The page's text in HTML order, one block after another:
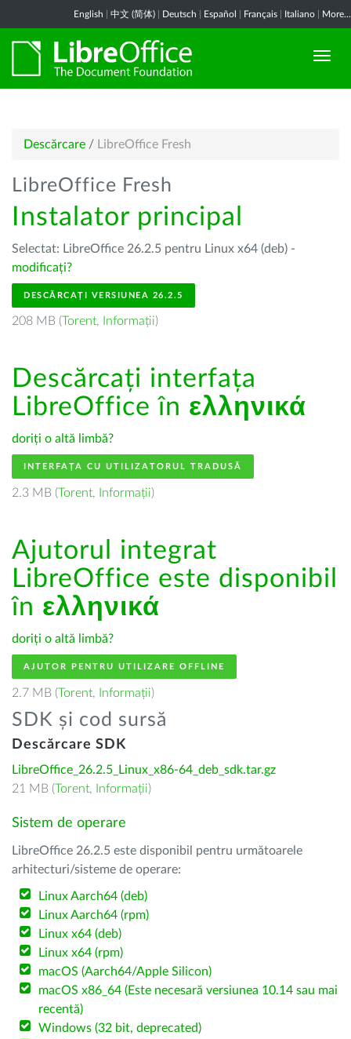
English 中文 (简体) Deutsch Español Français Italiano More...
Descărcare / LibreOffice Fresh
LibreOffice Fresh
Instalator principal
Selectat: LibreOffice 26.2.5 pentru Linux x64 (deb) -
modificați?
DESCĂRCAȚI VERSIUNEA 26.2.5
208 MB (Torent, Informații)
Descărcați interfața
LibreOffice în ελληνικά
doriți o altă limbă?
INTERFAȚA CU UTILIZATORUL TRADUSĂ
2.3 MB (Torent, Informații)
Ajutorul integrat
LibreOffice este disponibil
în ελληνικά
doriți o altă limbă?
AJUTOR PENTRU UTILIZARE OFFLINE
2.7 MB (Torent, Informații)
SDK și cod sursă
Descărcare SDK
LibreOffice_26.2.5_Linux_x86-64_deb_sdk.tar.gz
21 MB (Torent, Informații)
Sistem de operare
LibreOffice 26.2.5 este disponibil pentru următoarele
arhitecturi/sisteme de operare:
Linux Aarch64 (deb)
Linux Aarch64 (rpm)
Linux x64 (deb)
Linux x64 (rpm)
macOS (Aarch64/Apple Silicon)
macOS x86_64 (Este necesară versiunea 10.14 sau mai
recentă)
Windows (32 bit, deprecated)